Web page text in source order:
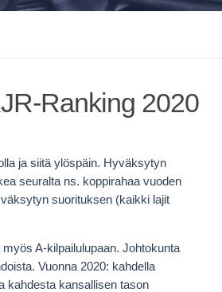
Ranking 2020
ja siitä ylöspäin. Hyväksytyn
seuralta ns. koppirahaa vuoden
suorituksen (kaikki lajit
A-kilpailulupaan. Johtokunta
Vuonna 2020: kahdella
kahdesta kansallisen tason